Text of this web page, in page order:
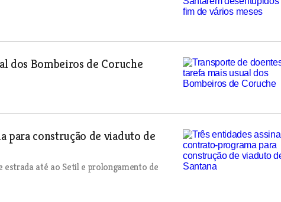
dos Bombeiros de Coruche
para construção de viaduto de
estrada até ao Setil e prolongamento de